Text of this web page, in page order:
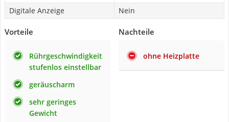
Digitale Anzeige Nein
Vorteile
Rührgeschwindigkeit
stufenlos einstellbar
geräuscharm
sehr geringes
Gewicht
Nachteile
ohne Heizplatte